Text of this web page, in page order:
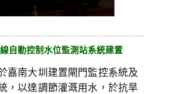
自動控制水位監測站系統建置
南大圳建置閘門監控系統及
，以達調節灌溉用水，於抗旱